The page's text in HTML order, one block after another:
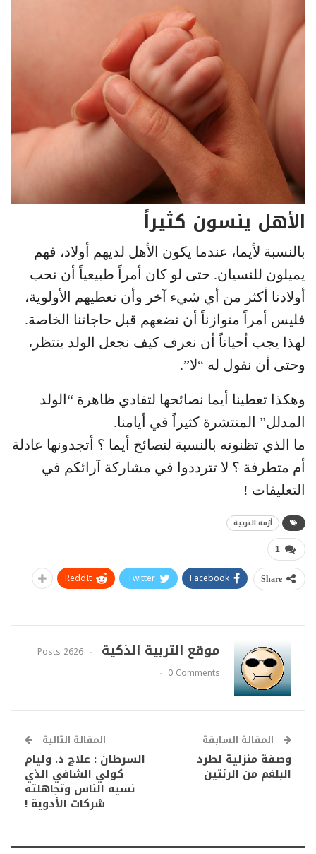
الأهل ينسون كثيراً
بالنسبة لأيما، عندما يكون الأهل لديهم أولاد، فهم
يميلون للنسيان. حتى لو كان أمراً طبيعياً أن نحب
أولادنا أكثر من أي شيء آخر وأن نعطيهم الأولوية،
فليس أمراً متوازناً أن نضعهم قبل حاجاتنا الخاصة.
لهذا يجب أحياناً أن نعرف كيف نجعل الولد ينتظر،
وحتى أن نقول له “لا”.
وهكذا تعطينا أيما نصائحها لتفادي ظاهرة “الولد
المدلل” المنتشرة كثيراً في أيامنا.
ما الذي تظنونه بالنسبة لنصائح أيما ؟ أتجدونها عادلة
أم متطرفة ؟ لا تترددوا في مشاركة آرائكم في
التعليقات !
أزمة التربية
1
Share
Facebook
Twitter
ReddIt
موقع التربية الذكية
2626 Posts
0 Comments
المقالة السابقة
وصفة منزلية لطرد
البلغم من الرئتين
المقالة التالية
السرطان : علاج د. وليام
كولي الشافي الذي
نسيه الناس وتجاهلته
شركات الأدوية !